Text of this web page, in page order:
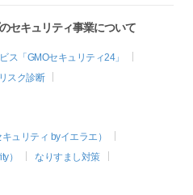
セキュリティ事業について
ス「GMOセキュリティ24」
スク診断
ュリティ byイエラエ）
）
なりすまし対策